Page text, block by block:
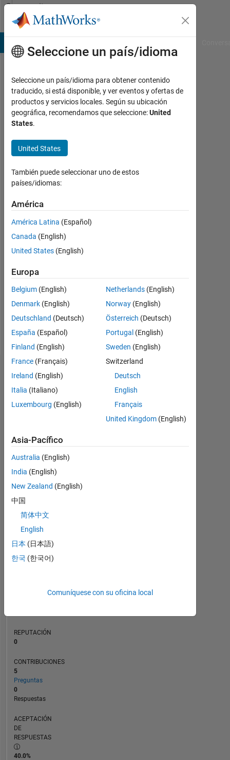
Saltar al contenido
Community
Profile
Tishan
Anantharajah
Last
alrededor
de 3
años
hace
Con
actividad
desde
2022
Followers:
Following:
Follow
Panel de control
Estadística
CONTRIBUCIONES L
-2
-1
2
3
4
5
REPUTACIÓN
0
CONTRIBUCIONES
5
Preguntas
0
Respuestas
ACEPTACIÓN
DE
RESPUESTAS
40.0%
Seleccione un país/idioma
Seleccione un país/idioma para obtener contenido
traducido, si está disponible, y ver eventos y ofertas de
productos y servicios locales. Según su ubicación
geográfica, recomendamos que seleccione:United
States.
United States
También puede seleccionar uno de estos
países/idiomas:
América
América Latina (Español)
Canada (English)
United States (English)
Europa
Belgium (English)
Denmark (English)
Deutschland (Deutsch)
España (Español)
Finland (English)
France (Français)
Ireland (English)
Italia (Italiano)
Luxembourg (English)
Netherlands(English)
Norway(English)
Österreich (Deutsch)
Portugal (English)
Sweden (English)
Switzerland
Deutsch
English
Français
United Kingdom(English)
Asia-Pacífico
Australia (English)
India (English)
New Zealand (English)
中国
简体中文
English
日本 (日本語)
한국 (한국어)
Comuníquese con su oficina local